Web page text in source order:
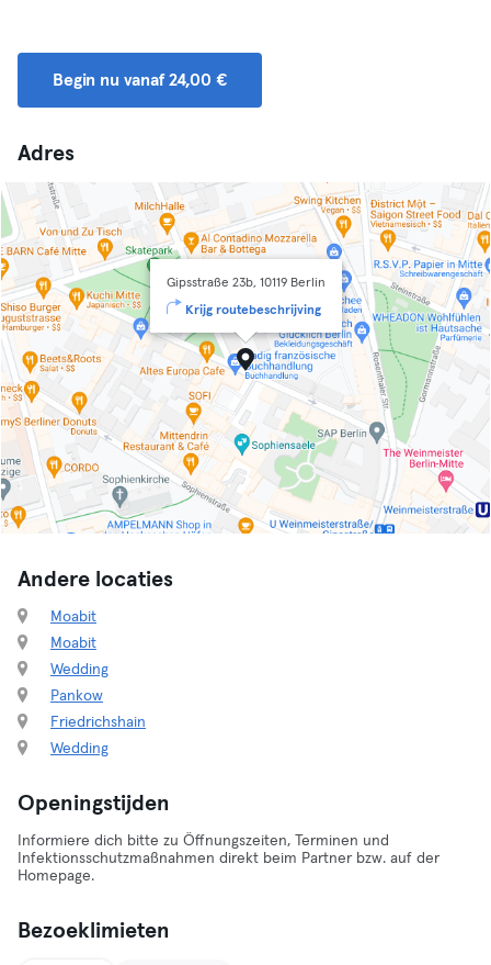
Begin nu vanaf 24,00 €
Adres
Gipsstraße 23b, 10119 Berlin
Krijg routebeschrijving
Andere locaties
Moabit
Moabit
Wedding
Pankow
Friedrichshain
Wedding
Openingstijden
Informiere dich bitte zu Öffnungszeiten, Terminen und
Infektionsschutzmaßnahmen direkt beim Partner bzw. auf der
Homepage.
Bezoeklimieten